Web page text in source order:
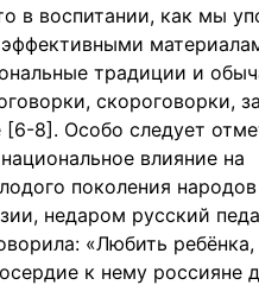
в воспитании, как мы
традиции и
скороговорки,
[6-8]. Особо следует
влияние на
поколения народов
недаром русский
«Любить ребёнка,
к нему россияне